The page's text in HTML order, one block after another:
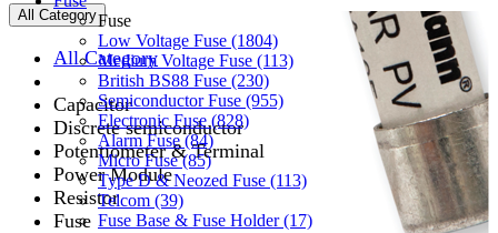
All Category
All Category
Capacitor
Discrete semiconductor
Potentiometer & Terminal
Power Module
Resistor
Fuse
Fuse
Low Voltage Fuse (1804)
Medium Voltage Fuse (113)
British BS88 Fuse (230)
Semiconductor Fuse (955)
Electronic Fuse (828)
Alarm Fuse (84)
Micro Fuse (85)
Type D & Neozed Fuse (113)
Telcom (39)
Fuse Base & Fuse Holder (17)